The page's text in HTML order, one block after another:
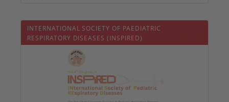
INTERNATIONAL SOCIETY OF PAEDIATRIC
RESPIRATORY DISEASES (INSPIRED)